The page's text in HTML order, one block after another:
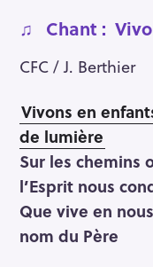
♫ Chant :
CFC / J. Berthier
Vivons en
de lumière
Sur les chemins
l’Esprit nous
Que vive en
nom du Père